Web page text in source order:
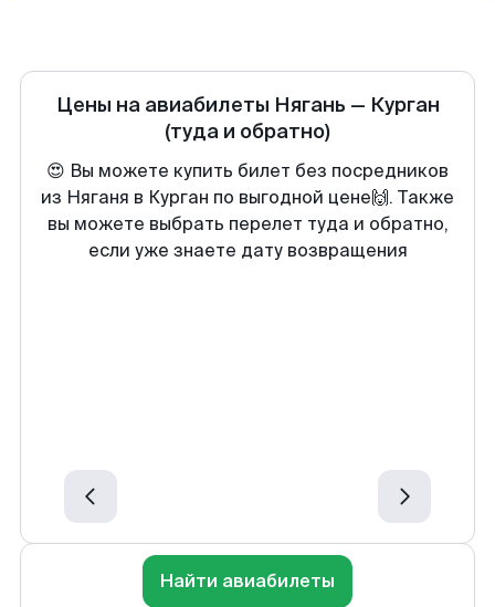
Цены на авиабилеты Нягань — Курган
(туда и обратно)
😍 Вы можете купить билет без посредников
из Няганя в Курган по выгодной цене🙌. Также
вы можете выбрать перелет туда и обратно,
если уже знаете дату возвращения
Найти авиабилеты